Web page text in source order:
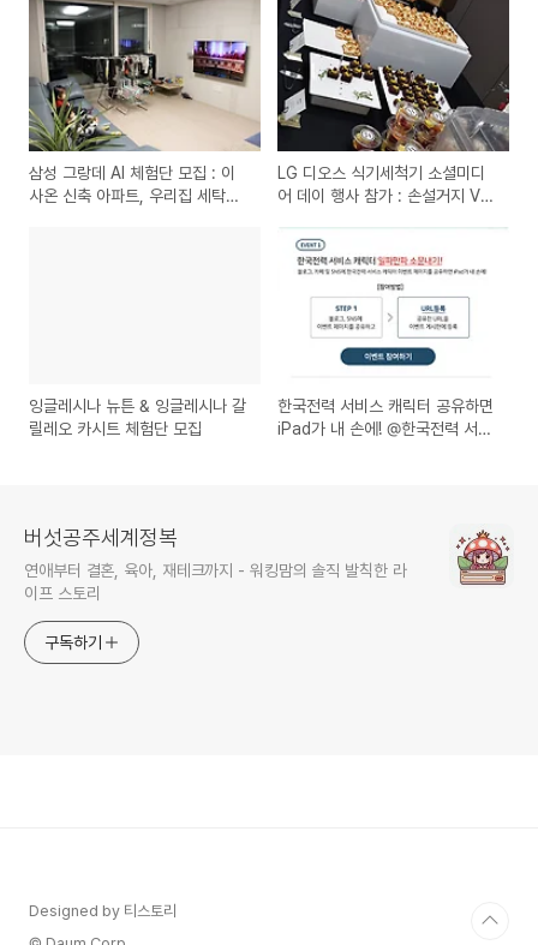
삼성 그랑데 AI 체험단 모집 : 이
사온 신축 아파트, 우리집 세탁실
LG 디오스 식기세척기 소셜미디
어 데이 행사 참가 : 손설거지 VS
기 추천
잉글레시나 뉴튼 & 잉글레시나 갈
릴레오 카시트 체험단 모집
한국전력 서비스 캐릭터 공유하면
iPad가 내 손에! @한국전력 서비
버섯공주세계정복
연애부터 결혼, 육아, 재테크까지 - 워킹맘의 솔직 발칙한 라
이프 스토리
구독하기
Designed by 티스토리